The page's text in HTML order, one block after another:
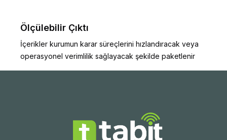
Ölçülebilir Çıktı
İçerikler kurumun karar süreçlerini hızlandıracak veya
operasyonel verimlilik sağlayacak şekilde paketlenir